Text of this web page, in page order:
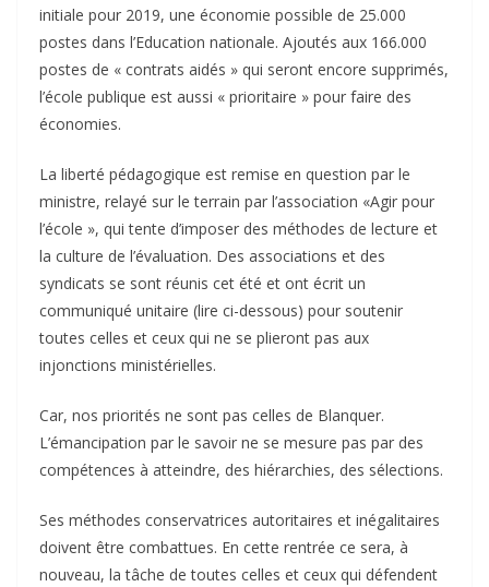
initiale pour 2019, une économie possible de 25.000
postes dans l’Education nationale. Ajoutés aux 166.000
postes de « contrats aidés » qui seront encore supprimés,
l’école publique est aussi « prioritaire » pour faire des
économies.
La liberté pédagogique est remise en question par le
ministre, relayé sur le terrain par l’association «Agir pour
l’école », qui tente d’imposer des méthodes de lecture et
la culture de l’évaluation. Des associations et des
syndicats se sont réunis cet été et ont écrit un
communiqué unitaire (lire ci-dessous) pour soutenir
toutes celles et ceux qui ne se plieront pas aux
injonctions ministérielles.
Car, nos priorités ne sont pas celles de Blanquer.
L’émancipation par le savoir ne se mesure pas par des
compétences à atteindre, des hiérarchies, des sélections.
Ses méthodes conservatrices autoritaires et inégalitaires
doivent être combattues. En cette rentrée ce sera, à
nouveau, la tâche de toutes celles et ceux qui défendent